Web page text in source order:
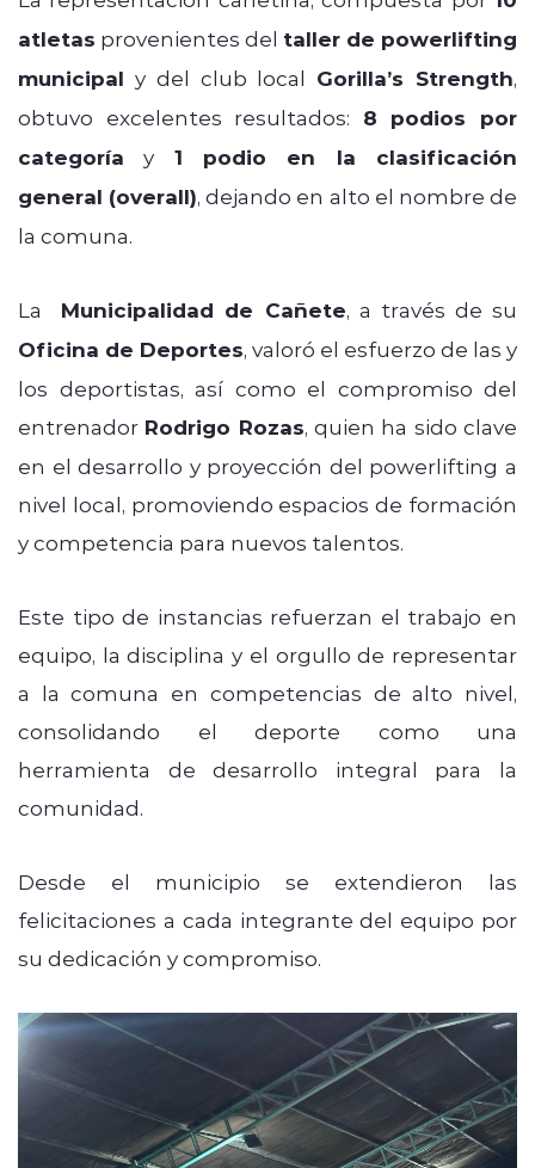
atletas provenientes del taller de powerlifting
municipal y del club local Gorilla’s Strength,
obtuvo excelentes resultados: 8 podios por
categoría y 1 podio en la clasificación
general (overall), dejando en alto el nombre de
la comuna.
La Municipalidad de Cañete, a través de su
Oficina de Deportes, valoró el esfuerzo de las y
los deportistas, así como el compromiso del
entrenador Rodrigo Rozas, quien ha sido clave
en el desarrollo y proyección del powerlifting a
nivel local, promoviendo espacios de formación
y competencia para nuevos talentos.
Este tipo de instancias refuerzan el trabajo en
equipo, la disciplina y el orgullo de representar
a la comuna en competencias de alto nivel,
consolidando el deporte como una
herramienta de desarrollo integral para la
comunidad.
Desde el municipio se extendieron las
felicitaciones a cada integrante del equipo por
su dedicación y compromiso.